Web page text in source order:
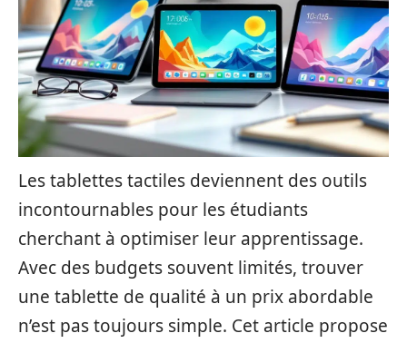
Les tablettes tactiles deviennent des outils
incontournables pour les étudiants
cherchant à optimiser leur apprentissage.
Avec des budgets souvent limités, trouver
une tablette de qualité à un prix abordable
n’est pas toujours simple. Cet article propose